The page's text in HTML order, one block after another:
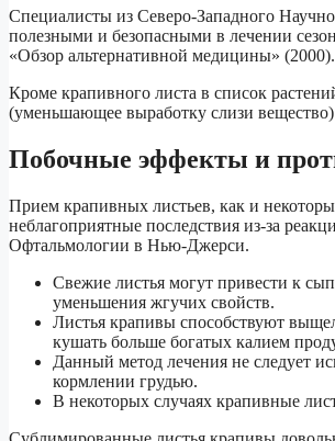
Специалисты из Северо-Западного
полезными и безопасными в лечении
«Обзор альтернативной медицины» (2000).
Кроме крапивного листа в список
(уменьшающее выработку слизи
Побочные эффекты и
Прием крапивных листьев, как и
неблагоприятные последствия из-за
Офтальмологии в Нью-Джерси.
Свежие листья могут привести к
уменьшения жгучих свойств.
Листья крапивы способствуют
кушать больше богатых калием
Данный метод лечения не следует
кормлении грудью.
В некоторых случаях крапивные